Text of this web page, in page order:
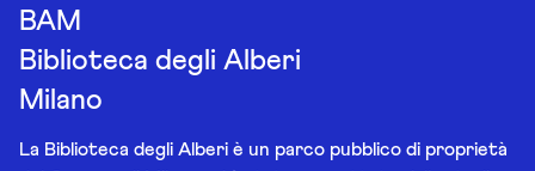
BAM
Biblioteca degli Alberi
Milano
La Biblioteca degli Alberi è un parco pubblico di proprietà